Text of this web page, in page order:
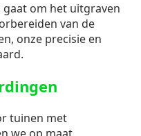
gaat om het uitgraven
van de
onze precisie en
tuinen met